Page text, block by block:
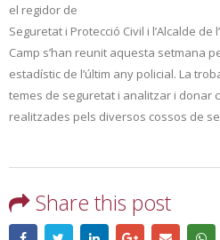
el regidor de
Seguretat i Protecció Civil i l’Alcalde
Camp s’han reunit aquesta setmana
estadístic de l’últim any policial. La
temes de seguretat i analitzar i donar
realitzades pels diversos cossos de
Share this post